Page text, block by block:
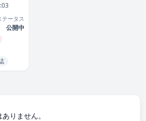
テータス
公開中
りません。